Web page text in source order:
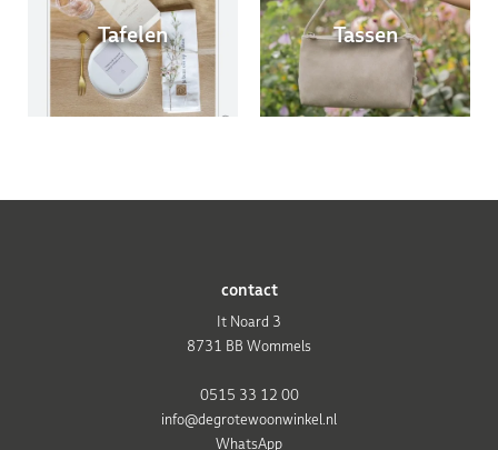
Tafelen Tassen
contact
It Noard 3
8731 BB Wommels
0515 33 12 00
info@degrotewoonwinkel.nl
WhatsApp